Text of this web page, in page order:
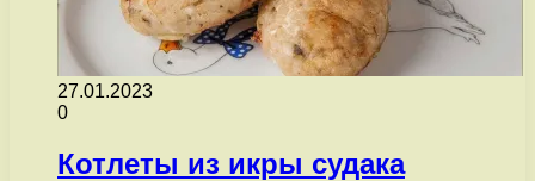
27.01.2023
0
Котлеты из икры судака